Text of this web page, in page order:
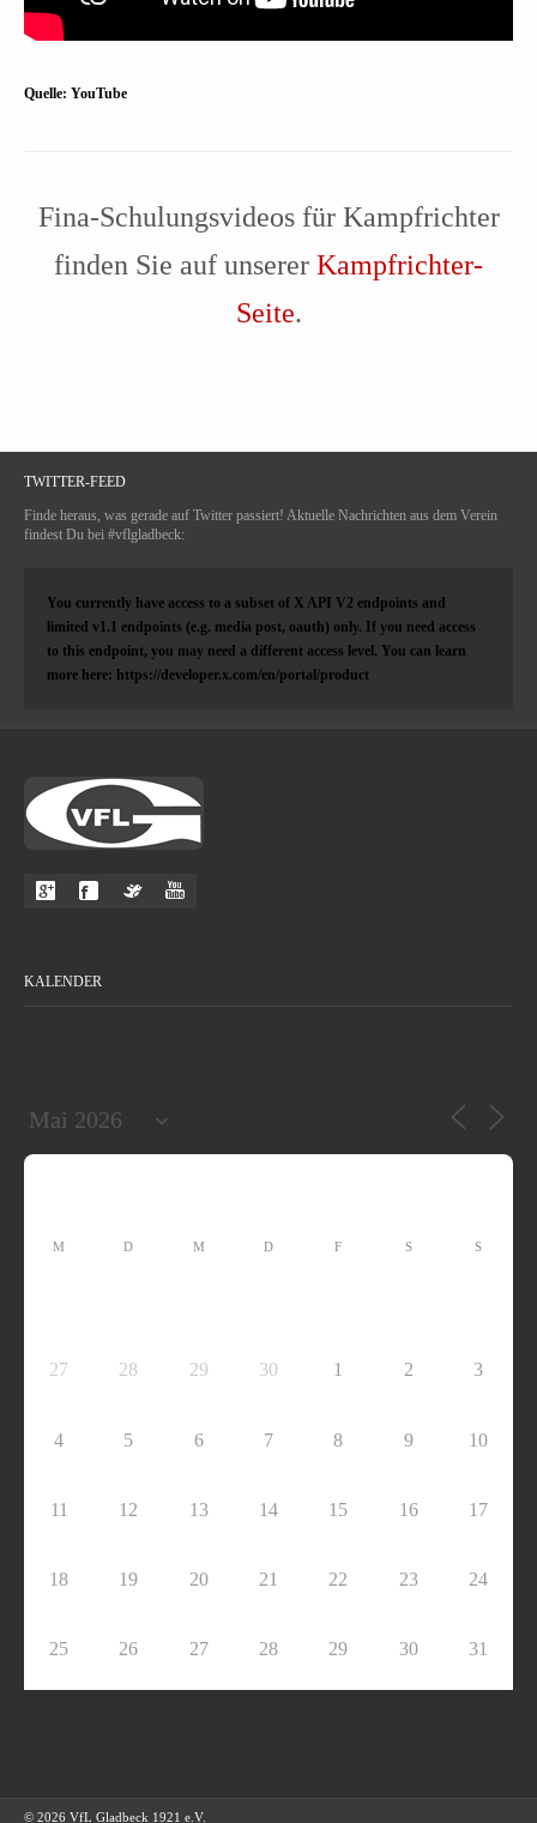
Quelle: YouTube
Fina-Schulungsvideos für Kampfrichter
finden Sie auf unserer Kampfrichter-
Seite.
TWITTER-FEED
Finde heraus, was gerade auf Twitter passiert! Aktuelle Nachrichten aus dem Verein
findest Du bei #vflgladbeck:
You currently have access to a subset of X API V2 endpoints and
limited v1.1 endpoints (e.g. media post, oauth) only. If you need access
to this endpoint, you may need a different access level. You can learn
more here: https://developer.x.com/en/portal/product
KALENDER
M D M D F S S
27 28 29 30 1 2 3
4 5 6 7 8 9 10
11 12 13 14 15 16 17
18 19 20 21 22 23 24
25 26 27 28 29 30 31
© 2026 VfL Gladbeck 1921 e.V.